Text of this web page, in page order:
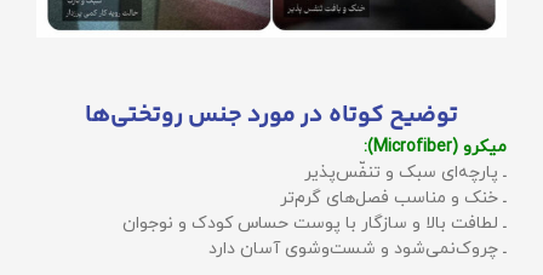
توضیح کوتاه در مورد جنس روتختی‌ها
میکرو (Microfiber):
ـ پارچه‌ای سبک و تنفّس‌پذیر
ـ خنک و مناسب فصل‌های گرم‌تر
ـ لطافت بالا و سازگار با پوست حساس کودک و نوجوان
ـ چروک‌نمی‌شود و شست‌وشوی آسان دارد